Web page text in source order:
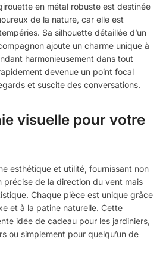
en métal robuste est destinée
de la nature, car elle est
Sa silhouette détaillée d’un
ajoute un charme unique à
harmonieusement dans tout
devenue un point focal
et suscite des conversations.
visuelle pour votre
esthétique et utilité, fournissant non
précise de la direction du vent mais
Chaque pièce est unique grâce
et à la patine naturelle. Cette
idée de cadeau pour les jardiniers,
ou simplement pour quelqu’un de